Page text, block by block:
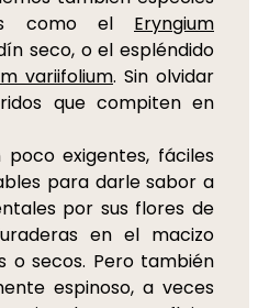
como el Eryngium
seco, o el espléndido
variifolium. Sin olvidar
que compiten en
poco exigentes, fáciles
para darle sabor a
por sus flores de
en el macizo
o secos. Pero también
espinoso, a veces